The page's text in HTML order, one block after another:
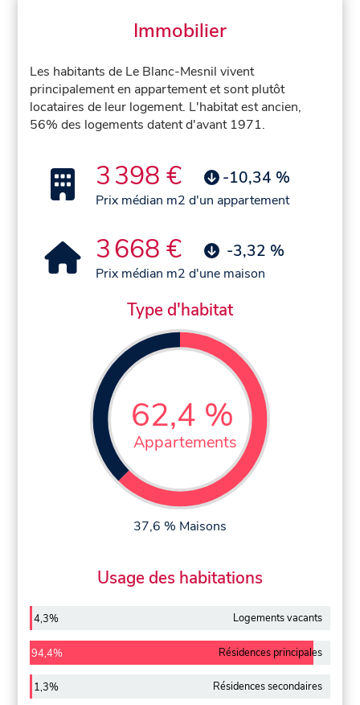
Immobilier
Les habitants de Le Blanc-Mesnil vivent
principalement en appartement et sont plutôt
locataires de leur logement. L'habitat est ancien,
56% des logements datent d'avant 1971.
3 398 € -10,34 %
Prix médian m2 d'un appartement
3 668 € -3,32 %
Prix médian m2 d'une maison
Type d'habitat
62,4 %
Appartements
37,6 % Maisons
Usage des habitations
4,3% Logements vacants
94,4% Résidences principales
1,3% Résidences secondaires